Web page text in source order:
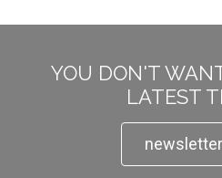
YOU DON'T
LATEST